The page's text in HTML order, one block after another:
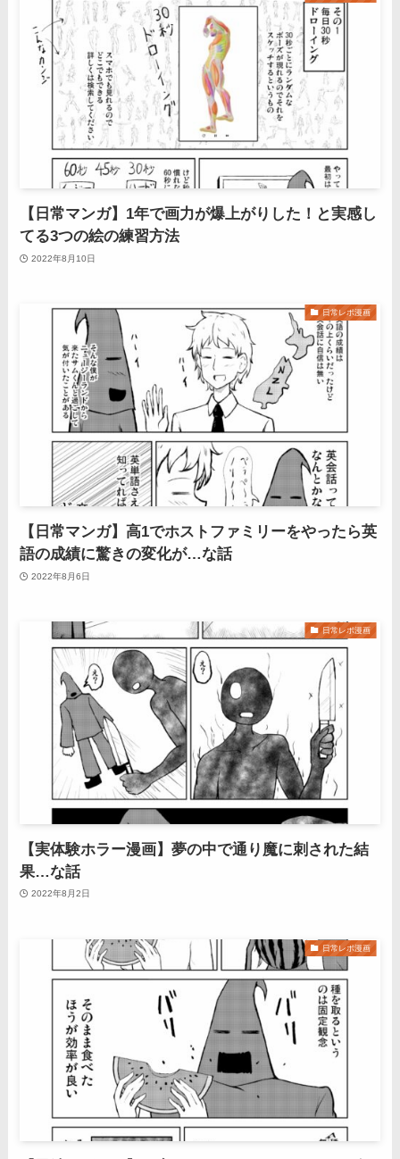
【日常マンガ】1年で画力が爆上がりした！と実感し
てる3つの絵の練習方法
2022年8月10日
日常レポ漫画
【日常マンガ】高1でホストファミリーをやったら英
語の成績に驚きの変化が…な話
2022年8月6日
日常レポ漫画
【実体験ホラー漫画】夢の中で通り魔に刺された結
果…な話
2022年8月2日
日常レポ漫画